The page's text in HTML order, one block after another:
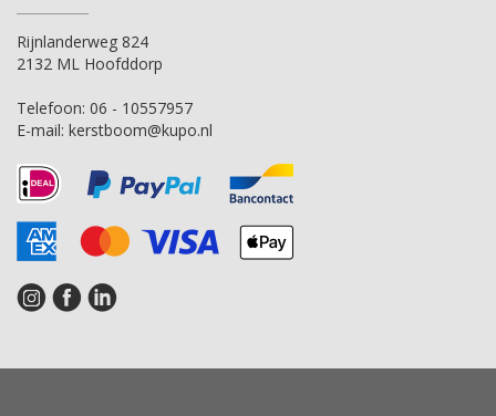
Rijnlanderweg 824
2132 ML Hoofddorp
Telefoon: 06 - 10557957
E-mail: kerstboom@kupo.nl